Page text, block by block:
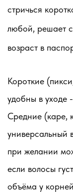
стричься
любой, решает
возраст в
Короткие
удобны в уходе
Средние (каре,
универсальный
при желании
если волосы
объёма у